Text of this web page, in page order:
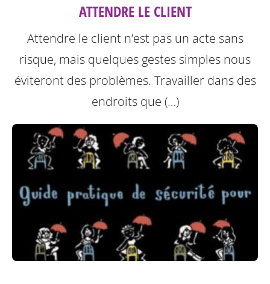
ATTENDRE LE CLIENT
Attendre le client n’est pas un acte sans
risque, mais quelques gestes simples nous
éviteront des problèmes. Travailler dans des
endroits que (…)